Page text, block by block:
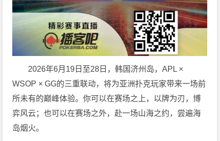
2026年6月19日至28日，韩国济州岛，APL ×
WSOP × GG的三重联动，将为亚洲扑克玩家带来一场前
所未有的巅峰体验。你可以在赛场之上，以牌为刃，博
弈风云；也可以在赛场之外，赴一场山海之约，尝遍海
岛烟火。